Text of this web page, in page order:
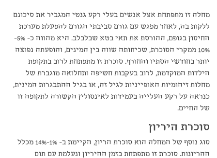
מחלה זו מתפתחת אצל אנשים בעלי רקע גנטי המגביר את סיכונם
ללקות בה, לאחר מפגש עם גורם סביבתי הגורם להפעלת מערכת
החיסון בגופם, ההורסת את תאי בטא שבלבלב. היא מהווה כ- 5%-
10% ממקרי הסוכרת, שכיחותה שווה בין המינים, והופעתה נפוצה
יותר בחודשי הסתיו והחורף. סוכרת זו מתפתחת לרוב בתקופת
הילדות המוקדמת, לרוב בעקבות חשיפה ותחלואה מוגברת של
מחלות זיהומיות האופייניות לגיל זה, או בגיל ההתבגרות המינית,
כנראה על רקע העלייה בעמידות לאינסולין הקשורה לתקופה זו
של החיים.
סוכרת היריון
סוג נוסף של המחלה הוא סוכרת הריון, הקיימת ב- 1%-14% מכלל
ההריונות. סוכרת זו מתפתחת בזמן ההיריון ונעלמת עם תום